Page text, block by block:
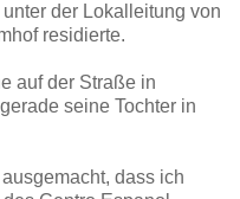
der Lokalleitung von
residierte.
auf der Straße in
seine Tochter in
dass ich